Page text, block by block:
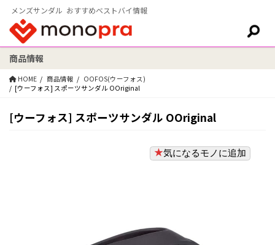
メンズサンダル おすすめベストバイ情報
検索:
商品情報
HOME 商品情報
OOFOS(ウーフォス)
[ウーフォス] スポーツサンダル OOriginal
[ウーフォス] スポーツサンダル OOriginal
気になるモノに追加